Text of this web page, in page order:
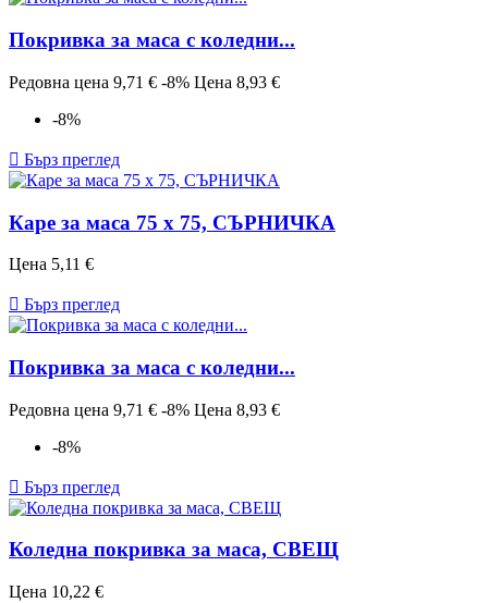
Покривка за маса с коледни...
Редовна цена 9,71 € -8% Цена 8,93 €
-8%
 Бърз преглед
Каре за маса 75 х 75, СЪРНИЧКА
Цена 5,11 €
 Бърз преглед
Покривка за маса с коледни...
Редовна цена 9,71 € -8% Цена 8,93 €
-8%
 Бърз преглед
Коледна покривка за маса, СВЕЩ
Цена 10,22 €